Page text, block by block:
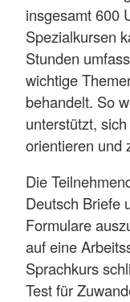
insgesamt 600
Spezialkursen
Stunden
wichtige
behandelt. So
unterstützt,
orientieren und
Die
Deutsch Briefe
Formulare
auf eine
Sprachkurs
Test für